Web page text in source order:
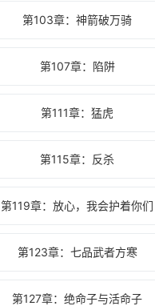
第103章：神箭破万骑
第107章：陷阱
第111章：猛虎
第115章：反杀
第119章：放心，我会护着你们
第123章：七品武者方寒
第127章：绝命子与活命子